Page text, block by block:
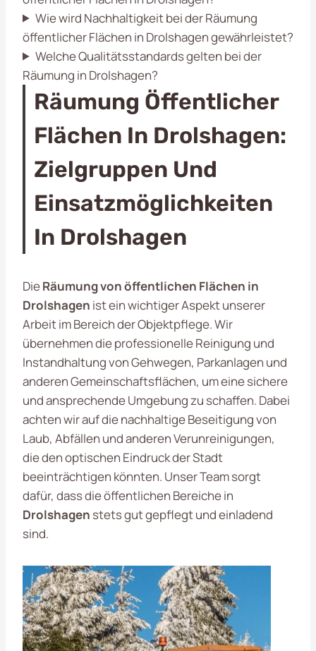
Wie wird Nachhaltigkeit bei der Räumung
öffentlicher Flächen in Drolshagen gewährleistet?
Welche Qualitätsstandards gelten bei der
Räumung in Drolshagen?
Räumung Öffentlicher
Flächen In Drolshagen:
Zielgruppen Und
Einsatzmöglichkeiten
In Drolshagen
DieRäumung von öffentlichen Flächen in
Drolshagen ist ein wichtiger Aspekt unserer
Arbeit im Bereich der Objektpflege. Wir
übernehmen die professionelle Reinigung und
Instandhaltung von Gehwegen, Parkanlagen und
anderen Gemeinschaftsflächen, um eine sichere
und ansprechende Umgebung zu schaffen. Dabei
achten wir auf die nachhaltige Beseitigung von
Laub, Abfällen und anderen Verunreinigungen,
die den optischen Eindruck der Stadt
beeinträchtigen könnten. Unser Team sorgt
dafür, dass die öffentlichen Bereiche in
Drolshagen stets gut gepflegt und einladend
sind.